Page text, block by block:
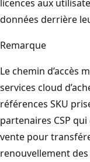
licences aux
données derrière
Remarque
Le chemin d’accès
services cloud
références SKU
partenaires CSP
vente pour
renouvellement